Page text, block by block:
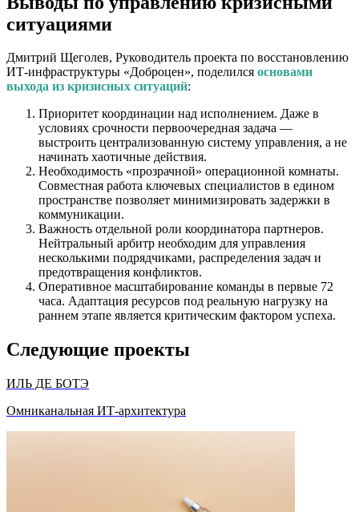
ситуациями
Дмитрий Щеголев, Руководитель проекта по восстановлению
ИТ-инфраструктуры «Доброцен», поделился основами
выхода из кризисных ситуаций:
Приоритет координации над исполнением. Даже в
условиях срочности первоочередная задача —
выстроить централизованную систему управления, а не
начинать хаотичные действия.
Необходимость «прозрачной» операционной комнаты.
Совместная работа ключевых специалистов в едином
пространстве позволяет минимизировать задержки в
коммуникации.
Важность отдельной роли координатора партнеров.
Нейтральный арбитр необходим для управления
несколькими подрядчиками, распределения задач и
предотвращения конфликтов.
Оперативное масштабирование команды в первые 72
часа. Адаптация ресурсов под реальную нагрузку на
раннем этапе является критическим фактором успеха.
Следующие проекты
ИЛЬ ДЕ БОТЭ
Омниканальная ИТ-архитектура